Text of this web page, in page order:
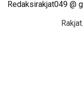
Redaksirakjat049 @